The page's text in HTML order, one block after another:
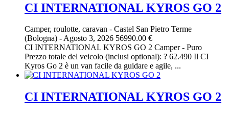
CI INTERNATIONAL KYROS GO 2
Camper, roulotte, caravan - Castel San Pietro Terme
(Bologna) -Agosto 3, 2026 56990.00 €
CI INTERNATIONAL KYROS GO 2 Camper - Puro
Prezzo totale del veicolo (inclusi optional): ? 62.490 Il CI
Kyros Go 2 è un van facile da guidare e agile, ...
CI INTERNATIONAL KYROS GO 2